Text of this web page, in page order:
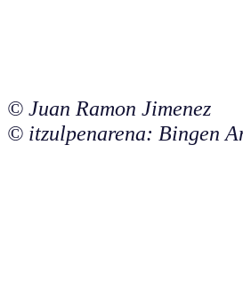
© Juan Ramon Jimenez
© itzulpenarena: Bingen